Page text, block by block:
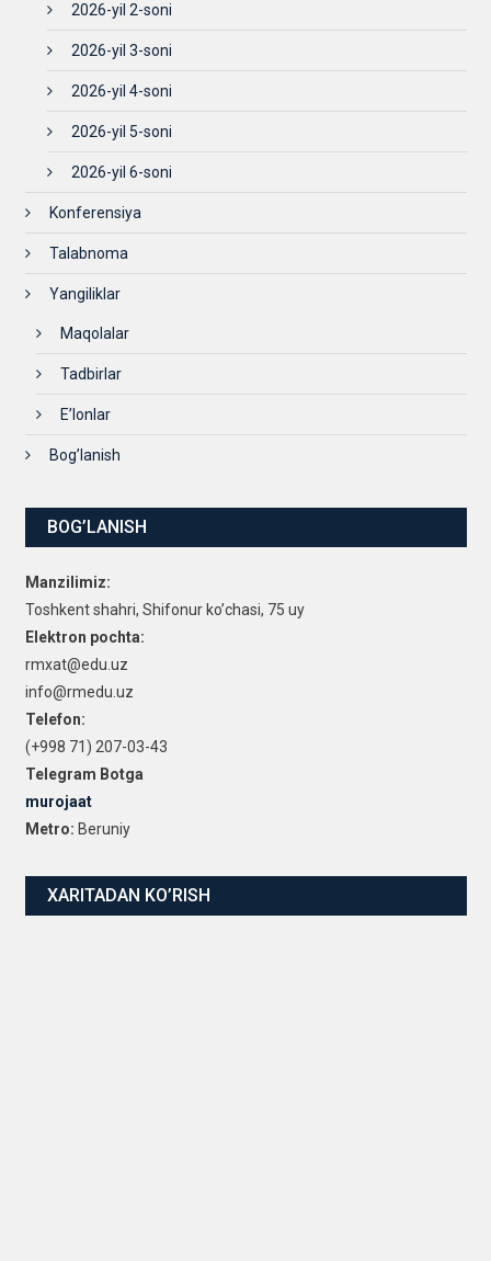
2026-yil 2-soni
2026-yil 3-soni
2026-yil 4-soni
2026-yil 5-soni
2026-yil 6-soni
Konferensiya
Talabnoma
Yangiliklar
Maqolalar
Tadbirlar
E’lonlar
Bog’lanish
BOG’LANISH
Manzilimiz:
Toshkent shahri, Shifonur ko’chasi, 75 uy
Elektron pochta:
rmxat@edu.uz
info@rmedu.uz
Telefon:
(+998 71) 207-03-43
Telegram Botga
murojaat
Metro: Beruniy
XARITADAN KO’RISH